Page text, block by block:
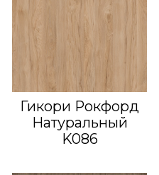
Гикори Рокфорд
Натуральный
K086